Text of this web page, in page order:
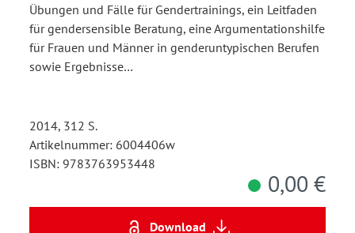
Übungen und Fälle für Gendertrainings, ein Leitfaden
für gendersensible Beratung, eine Argumentationshilfe
für Frauen und Männer in genderuntypischen Berufen
sowie Ergebnisse…
2014, 312 S.
Artikelnummer: 6004406w
ISBN: 9783763953448
0,00 €
Download